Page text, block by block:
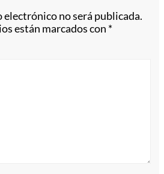
electrónico no será publicada.
están marcados con *